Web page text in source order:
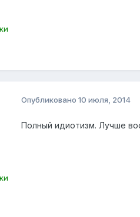
Опубликовано 10 июля, 2014
Полный идиотизм. Лучше